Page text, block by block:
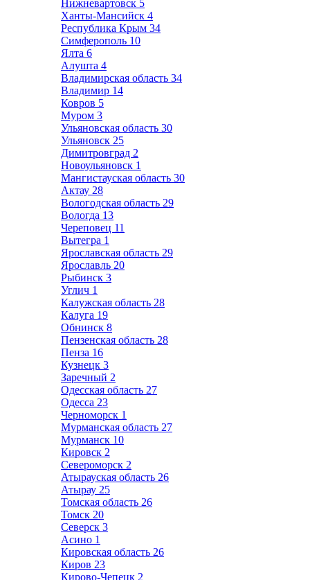
Нижневартовск 5
Ханты-Мансийск 4
Республика Крым 34
Симферополь 10
Ялта 6
Алушта 4
Владимирская область 34
Владимир 14
Ковров 5
Муром 3
Ульяновская область 30
Ульяновск 25
Димитровград 2
Новоульяновск 1
Мангистауская область 30
Актау 28
Вологодская область 29
Вологда 13
Череповец 11
Вытегра 1
Ярославская область 29
Ярославль 20
Рыбинск 3
Углич 1
Калужская область 28
Калуга 19
Обнинск 8
Пензенская область 28
Пенза 16
Кузнецк 3
Заречный 2
Одесская область 27
Одесса 23
Черноморск 1
Мурманская область 27
Мурманск 10
Кировск 2
Североморск 2
Атырауская область 26
Атырау 25
Томская область 26
Томск 20
Северск 3
Асино 1
Кировская область 26
Киров 23
Кирово-Чепецк 2